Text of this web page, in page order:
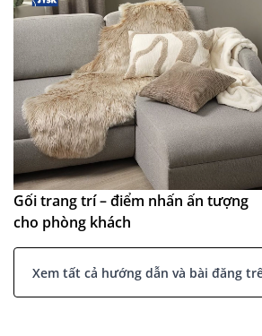
Gối trang trí – điểm nhấn ấn tượng
cho phòng khách
Xem tất cả hướng dẫn và bài đăng